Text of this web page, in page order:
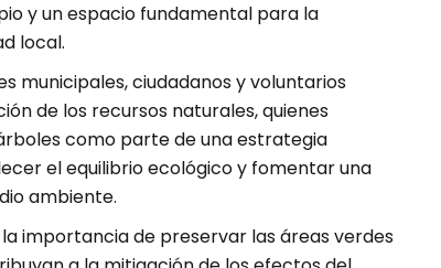
y un espacio fundamental para la
local.
municipales, ciudadanos y voluntarios
de los recursos naturales, quienes
como parte de una estrategia
el equilibrio ecológico y fomentar una
ambiente.
importancia de preservar las áreas verdes